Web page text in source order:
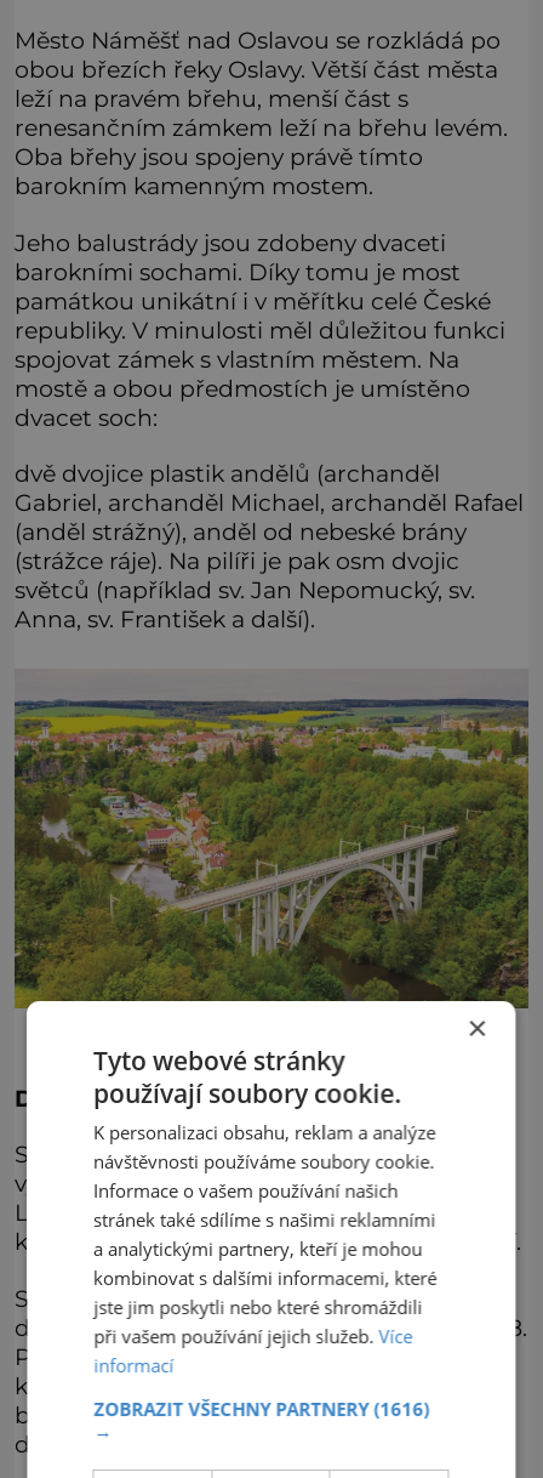
Město Náměšť nad Oslavou se rozkládá po
obou březích řeky Oslavy. Větší část města
leží na pravém břehu, menší část s
renesančním zámkem leží na břehu levém.
Oba břehy jsou spojeny právě tímto
barokním kamenným mostem.
Jeho balustrády jsou zdobeny dvaceti
barokními sochami. Díky tomu je most
památkou unikátní i v měřítku celé České
republiky. V minulosti měl důležitou funkci
spojovat zámek s vlastním městem. Na
mostě a obou předmostích je umístěno
dvacet soch:
dvě dvojice plastik andělů (archanděl
Gabriel, archanděl Michael, archanděl Rafael
(anděl strážný), anděl od nebeské brány
(strážce ráje). Na pilíři je pak osm dvojic
světců (například sv. Jan Nepomucký, sv.
Anna, sv. František a další).
Duhový v Bechyni
Svým devadesátimetrovým rozpětím a
výškou třicet osm metrů nad hladinou
Lužnice skutečně připomíná oblouk duhy,
kterou slunce zapomnělo v lužnickém údolí.
Stavba mostu započala v roce 1924 a
dokončena byla o 4 roky později, v roce 1928.
Pracovalo tady na 400 osob, z toho 17
kovářů a zámečníků, 56 tesařů a kolářů, 30
betonářů a zedníků, zbytek tvořili ostatní
dělníci různých oborů.
×
Tyto webové stránky
používají soubory cookie.
K personalizaci obsahu, reklam a analýze
návštěvnosti používáme soubory cookie.
Informace o vašem používání našich
stránek také sdílíme s našimi reklamními
a analytickými partnery, kteří je mohou
kombinovat s dalšími informacemi, které
jste jim poskytli nebo které shromáždili
při vašem používání jejich služeb.Více
informací
ZOBRAZIT VŠECHNY PARTNERY(1616)
→